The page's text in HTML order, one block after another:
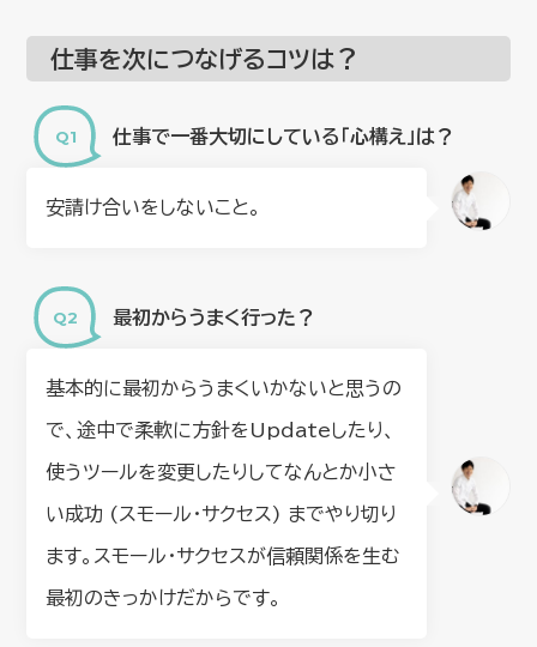
仕事を次につなげるコツは？
仕事で一番大切にしている「心構え」は？
安請け合いをしないこと。
最初からうまく行った？
基本的に最初からうまくいかないと思うの
で、途中で柔軟に方針をUpdateしたり、
使うツールを変更したりしてなんとか小さ
い成功 (スモール・サクセス) までやり切り
ます。スモール・サクセスが信頼関係を生む
最初のきっかけだからです。